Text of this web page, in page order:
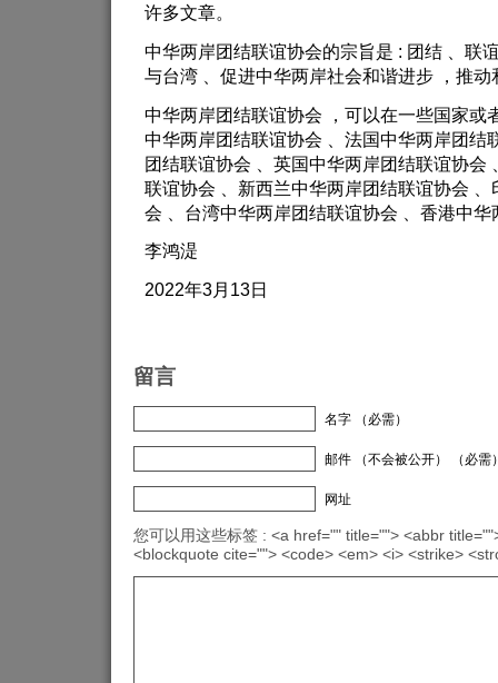
许多文章。
中华两岸团结联谊协会的宗旨是 : 团结 、联
与台湾 、促进中华两岸社会和谐进步 ，推
中华两岸团结联谊协会 ，可以在一些国家或
中华两岸团结联谊协会 、法国中华两岸团结
团结联谊协会 、英国中华两岸团结联谊协会
联谊协会 、新西兰中华两岸团结联谊协会
会 、台湾中华两岸团结联谊协会 、香港中
李鸿湜
2022年3月13日
留言
名字 （必需）
邮件 （不会被公开） （必需
网址
您可以用这些标签 : <a href="" title=""> <abbr
<blockquote cite=""> <code> <em> <i> <strike>